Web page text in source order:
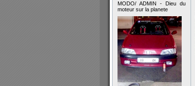
MODO/ ADMIN - Dieu du
moteur sur la planete